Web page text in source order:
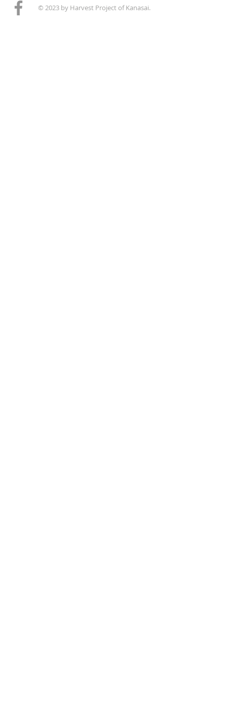
© 2023 by Harvest Project of Kanasai.